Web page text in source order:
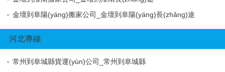
金壇到阜陽(yáng)搬家公司_金壇到阜陽(yáng)長(zhǎng)途
河北專線
常州到阜城縣貨運(yùn)公司_常州到阜城縣